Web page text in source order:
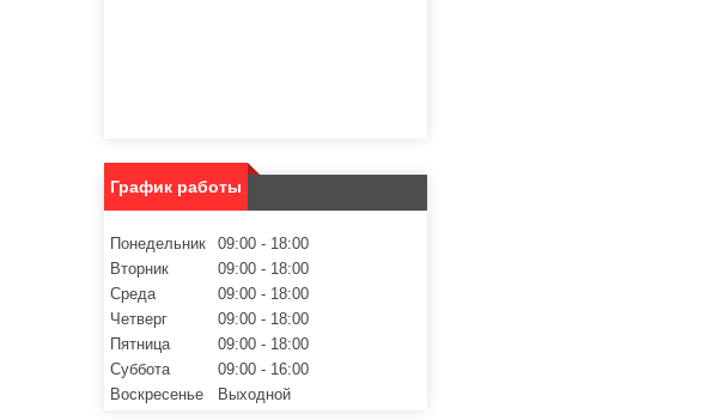
График работы
Понедельник 09:00
18:00
Вторник
09:00
18:00
Среда
09:00
18:00
Четверг
09:00
18:00
Пятница
09:00
18:00
Суббота
09:00
16:00
Воскресенье
Выходной